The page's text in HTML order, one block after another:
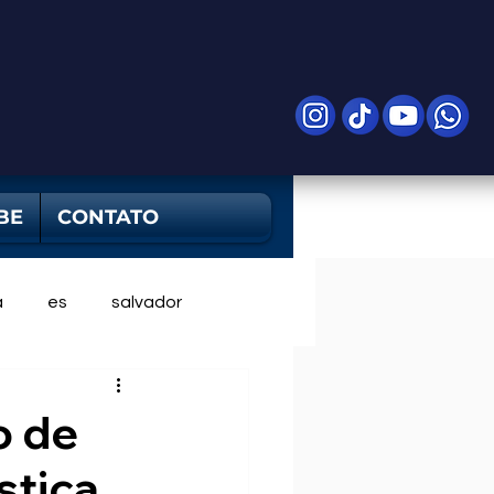
CONTATO
es salvador
de